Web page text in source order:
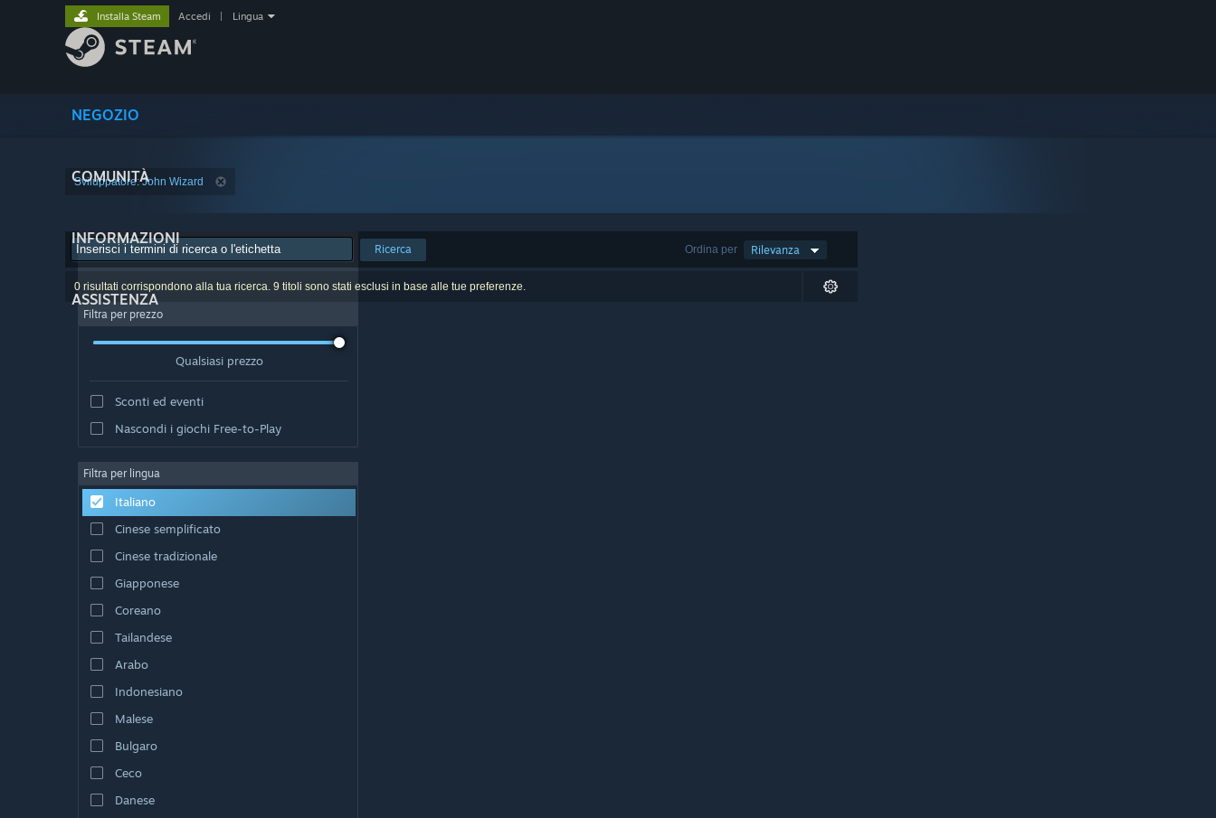
NEGOZIO
COMUNITÀ
INFORMAZIONI
ASSISTENZA
Installa Steam Accedi Lingua
Sviluppatore: John Wizard
Ordina per Rilevanza
Ricerca
0 risultati corrispondono alla tua ricerca. 9 titoli sono stati esclusi in base alle tue preferenze.
Filtra per prezzo
Qualsiasi prezzo
Sconti ed eventi
Nascondi i giochi Free-to-Play
Filtra per lingua
Italiano
Cinese semplificato
Cinese tradizionale
Giapponese
Coreano
Tailandese
Arabo
Indonesiano
Malese
Bulgaro
Ceco
Danese